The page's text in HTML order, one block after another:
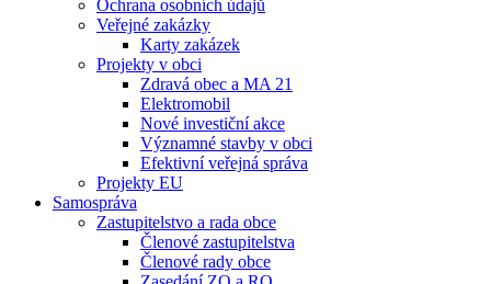
Ochrana osobních údajů
Veřejné zakázky
Karty zakázek
Projekty v obci
Zdravá obec a MA 21
Elektromobil
Nové investiční akce
Významné stavby v obci
Efektivní veřejná správa
Projekty EU
Samospráva
Zastupitelstvo a rada obce
Členové zastupitelstva
Členové rady obce